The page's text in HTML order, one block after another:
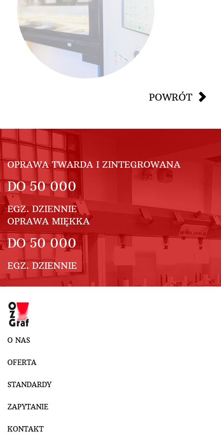
POWRÓT
OPRAWA TWARDA I ZINTEGROWANA
DO50 000
EGZ. DZIENNIE
OPRAWA MIĘKKA
DO50 000
EGZ. DZIENNIE
O NAS
OFERTA
STANDARDY
ZAPYTANIE
KONTAKT